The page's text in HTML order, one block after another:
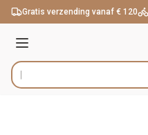
Ga naar de inhoud
Gratis verzending vanaf € 120
Menu
Product, merk, categorie...